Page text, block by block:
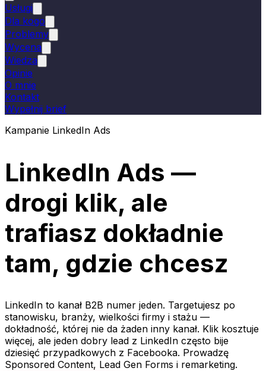
Usługi
Dla kogo
Problemy
Wycena
Wiedza
Opinie
O mnie
Kontakt
Wypełnij brief
Kampanie LinkedIn Ads
LinkedIn Ads —
drogi klik, ale
trafiasz dokładnie
tam, gdzie chcesz
LinkedIn to kanał B2B numer jeden. Targetujesz po
stanowisku, branży, wielkości firmy i stażu —
dokładność, której nie da żaden inny kanał. Klik kosztuje
więcej, ale jeden dobry lead z LinkedIn często bije
dziesięć przypadkowych z Facebooka. Prowadzę
Sponsored Content, Lead Gen Forms i remarketing.